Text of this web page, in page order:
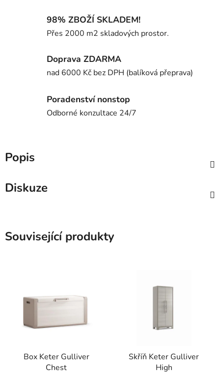
98% ZBOŽÍ SKLADEM!
Přes 2000 m2 skladových prostor.
Doprava ZDARMA
nad 6000 Kč bez DPH (balíková přeprava)
Poradenství nonstop
Odborné konzultace 24/7
Popis
Diskuze
Související produkty
Box Keter Gulliver
Chest
Skříň Keter Gulliver
High